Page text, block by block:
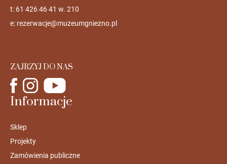
t: 61 426 46 41 w. 210
e: rezerwacje@muzeumgniezno.pl
ZAJRZYJ DO NAS
Informacje
Sklep
Projekty
Zamówienia publiczne